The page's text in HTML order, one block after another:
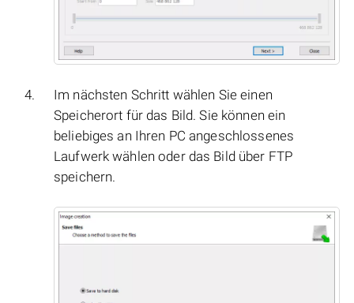
Im nächsten Schritt wählen Sie einen
Speicherort für das Bild. Sie können ein
beliebiges an Ihren PC angeschlossenes
Laufwerk wählen oder das Bild über FTP
speichern.